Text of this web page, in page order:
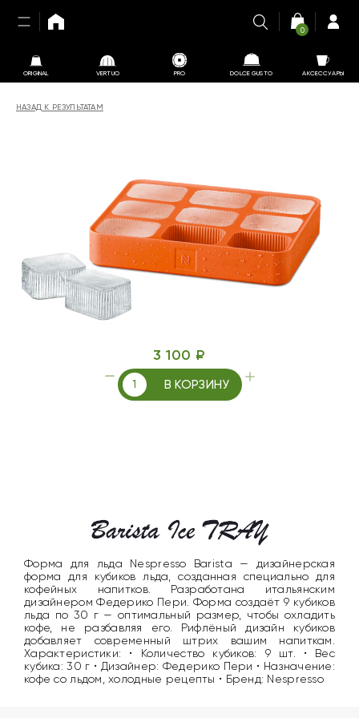
ORIGINAL VERTUO PRO DOLCE GUSTO АКСЕССУАРЫ
0
НАЗАД К РЕЗУЛЬТАТАМ
3 100 ₽
В КОРЗИНУ
Форма для льда Nespresso Barista — дизайнерская
форма для кубиков льда, созданная специально для
кофейных напитков. Разработана итальянским
дизайнером Федерико Пери. Форма создаёт 9 кубиков
льда по 30 г — оптимальный размер, чтобы охладить
кофе, не разбавляя его. Рифлёный дизайн кубиков
добавляет современный штрих вашим напиткам.
Характеристики: • Количество кубиков: 9 шт. • Вес
кубика: 30 г • Дизайнер: Федерико Пери • Назначение:
кофе со льдом, холодные рецепты • Бренд: Nespresso